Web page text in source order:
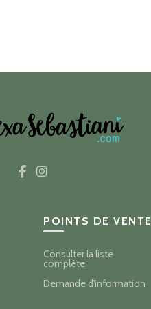
POINTS DE VENTE
Consulter la liste
complète
Demande d'information